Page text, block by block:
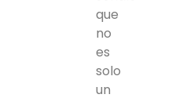
que
no
es
solo
un